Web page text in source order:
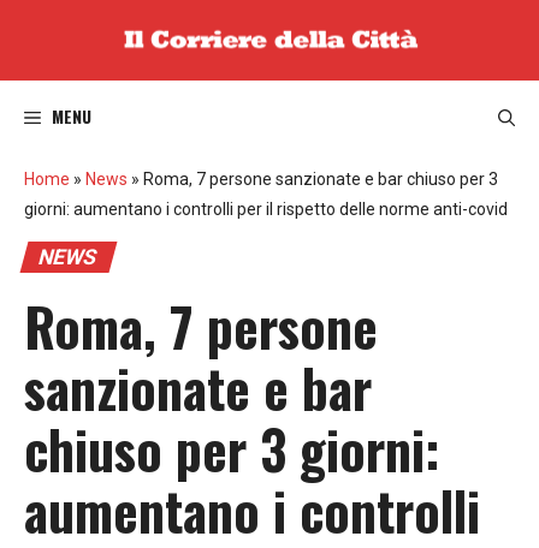
MENU
Home » News » Roma, 7 persone sanzionate e bar chiuso per 3
giorni: aumentano i controlli per il rispetto delle norme anti-covid
NEWS
Roma, 7 persone
sanzionate e bar
chiuso per 3 giorni:
aumentano i controlli